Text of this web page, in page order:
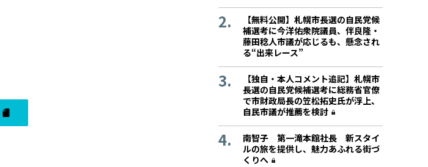
【無料公開】札幌市長選の自民党候
補選考に今洋佑衆院議員、伴良隆・
藤田稔人市議が応じるも、懸念され
る“出来レース”
【独自・本人コメント追記】札幌市
長選の自民党候補選考に総務省官僚
で市財政局長の笠松拓史氏が浮上、
自民市議が推薦を検討
南智子 第一滝本館社長 新スタイ
ルの旅を提供し、魅力あふれる街づ
くりへ